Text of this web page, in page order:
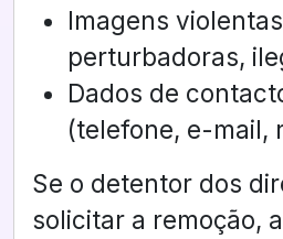
Imagens
perturbadoras,
Dados de
(telefone, e-mail,
Se o detentor dos
solicitar a remoção,